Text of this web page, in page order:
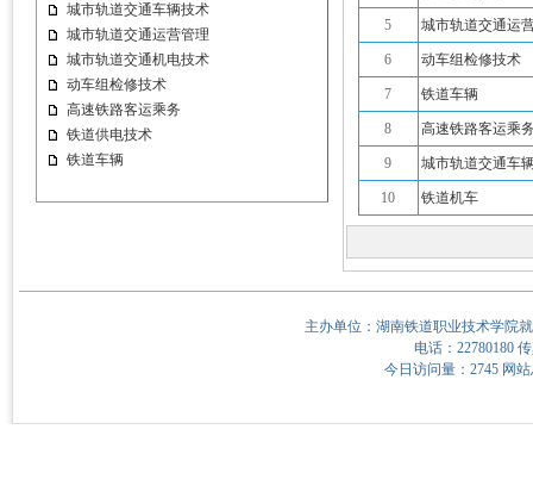
城市轨道交通车辆技术
城市轨道交通运营管理
城市轨道交通机电技术
动车组检修技术
高速铁路客运乘务
铁道供电技术
铁道车辆
5 城市轨道交通运
6 动车组检修技术
7 铁道车辆
8 高速铁路客运乘
9 城市轨道交通车
10 铁道机车
主办单位：湖南铁道职业技术学院
电话：22780180
今日访问量：2745 网